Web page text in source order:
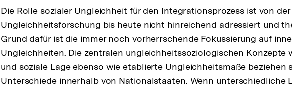
Die Rolle sozialer Ungleichheit für den Integrationsprozess ist von der
Ungleichheitsforschung bis heute nicht hinreichend adressiert und
Grund dafür ist die immer noch vorherrschende Fokussierung auf
Ungleichheiten. Die zentralen ungleichheitssoziologischen Konzepte
und soziale Lage ebenso wie etablierte Ungleichheitsmaße beziehen
Unterschiede innerhalb von Nationalstaaten. Wenn unterschiedliche